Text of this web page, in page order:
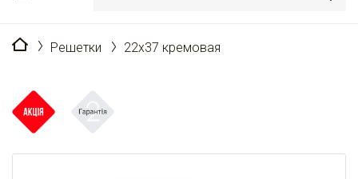
Главная
Решетки 22x37 кремовая